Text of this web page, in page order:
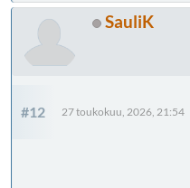
SauliK
#12 27 toukokuu, 2026, 21:54